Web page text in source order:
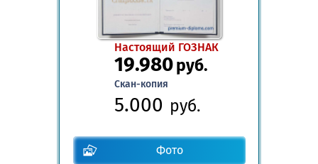
Настоящий ГОЗНАК
19.980руб.
Скан-копия
5.000 руб.
Фото